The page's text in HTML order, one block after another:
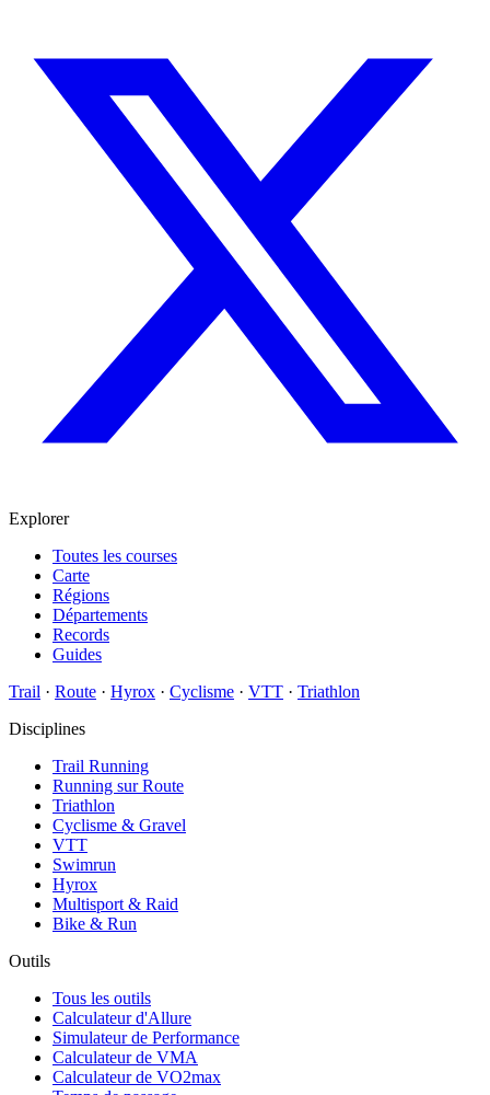
Explorer
Toutes les courses
Carte
Régions
Départements
Records
Guides
Trail · Route · Hyrox · Cyclisme · VTT · Triathlon
Disciplines
Trail Running
Running sur Route
Triathlon
Cyclisme & Gravel
VTT
Swimrun
Hyrox
Multisport & Raid
Bike & Run
Outils
Tous les outils
Calculateur d'Allure
Simulateur de Performance
Calculateur de VMA
Calculateur de VO2max